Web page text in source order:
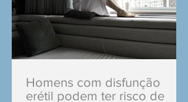
Homens com disfunção
erétil podem ter risco de